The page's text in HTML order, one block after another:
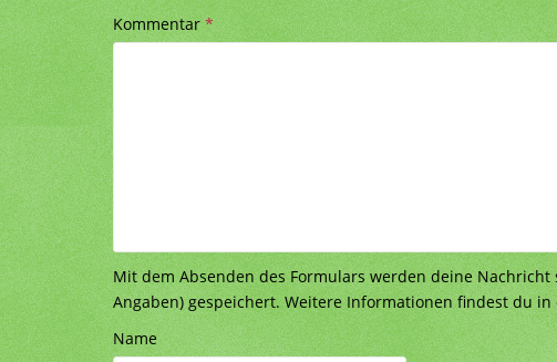
Kommentar*
Mit dem Absenden des Formulars werden deine
Angaben) gespeichert. Weitere Informationen findest du
Name